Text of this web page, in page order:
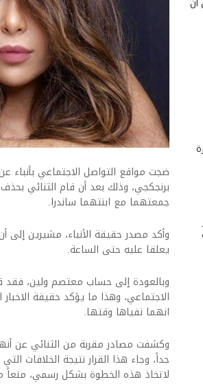
ضجت مواقع التواصل الاجتماعي بأنباء
برنجكجي، وذلك بعد أن قام الثنائي
جمعتهما مع ابنتهما ساندرا.
وأكد مصدر حقيقة الأنباء، مشيرين إلى
يعلقا عليه حتى الساعة.
وبالعودة إلى حساب معتصم ولين، فقد
الاجتماعي، وهذا ما يؤكد حقيقة
انهما نفياها وقتها.
​​​​وكشفت مصادر مقربة من الثنائي عن
جداً، وجاء هذا القرار نتيجة الخلافات
لاتخاذ هذه الخطوة بشكل رسمي، منعاً